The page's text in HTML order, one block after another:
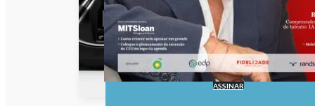
ASSINAR